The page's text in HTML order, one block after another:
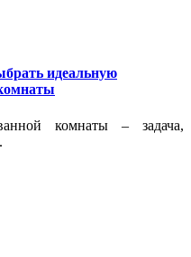
идеальную
комнаты – задача,